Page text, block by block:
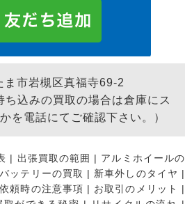
ま市岩槻区真福寺69-2
ち込みの買取の場合は倉庫にス
を電話にてご確認下さい。）
| 出張買取の範囲 | アルミホイールの
バッテリーの買取 | 新車外しのタイヤ |
頼時の注意事項 | お取引のメリット
|